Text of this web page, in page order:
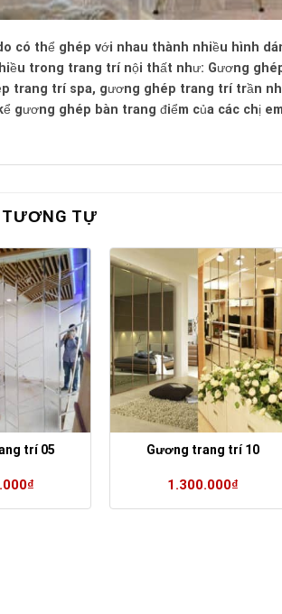
có thể ghép với nhau thành nhiều hình
trong trang trí nội thất như: Gương
trang trí spa, gương ghép trang trí trần
gương ghép bàn trang điểm của các chị
TỰ
trí 05
₫
Gương trang trí 10
1.300.000₫